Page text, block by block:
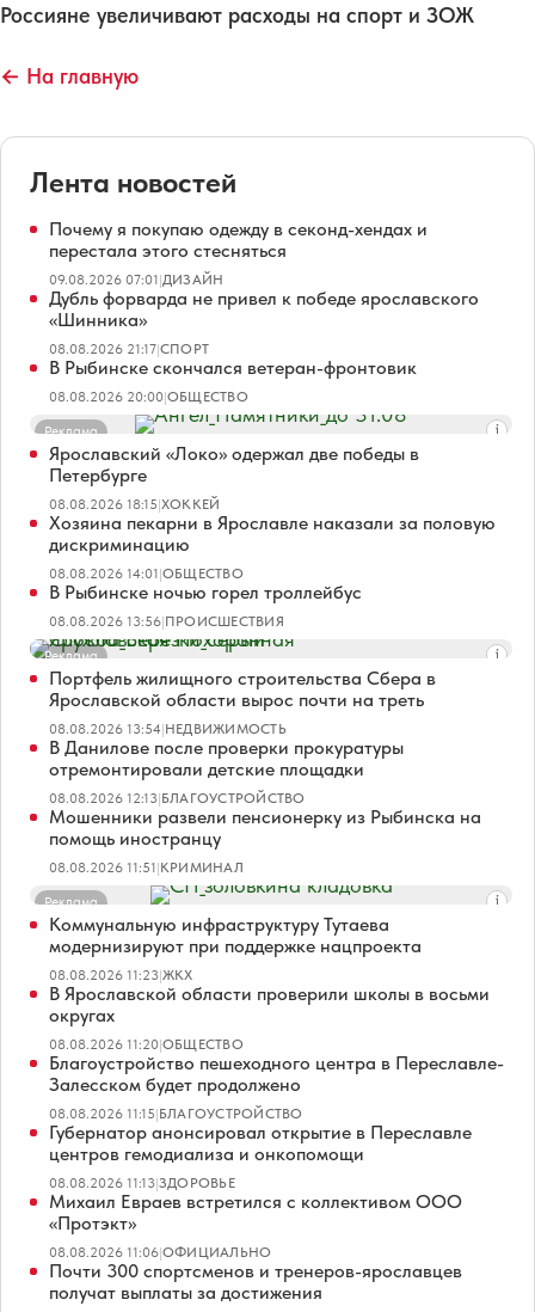
Россияне увеличивают расходы на спорт и ЗОЖ
← На главную
Лента новостей
Почему я покупаю одежду в секонд-хендах и
перестала этого стесняться
09.08.2026 07:01|ДИЗАЙН
Дубль форварда не привел к победе ярославского
«Шинника»
08.08.2026 21:17|СПОРТ
В Рыбинске скончался ветеран-фронтовик
08.08.2026 20:00|ОБЩЕСТВО
Реклама
Ярославский «Локо» одержал две победы в
Петербурге
08.08.2026 18:15|ХОККЕЙ
Хозяина пекарни в Ярославле наказали за половую
дискриминацию
08.08.2026 14:01|ОБЩЕСТВО
В Рыбинске ночью горел троллейбус
08.08.2026 13:56|ПРОИСШЕСТВИЯ
Реклама
Портфель жилищного строительства Сбера в
Ярославской области вырос почти на треть
08.08.2026 13:54|НЕДВИЖИМОСТЬ
В Данилове после проверки прокуратуры
отремонтировали детские площадки
08.08.2026 12:13|БЛАГОУСТРОЙСТВО
Мошенники развели пенсионерку из Рыбинска на
помощь иностранцу
08.08.2026 11:51|КРИМИНАЛ
Реклама
Коммунальную инфраструктуру Тутаева
модернизируют при поддержке нацпроекта
08.08.2026 11:23|ЖКХ
В Ярославской области проверили школы в восьми
округах
08.08.2026 11:20|ОБЩЕСТВО
Благоустройство пешеходного центра в Переславле-
Залесском будет продолжено
08.08.2026 11:15|БЛАГОУСТРОЙСТВО
Губернатор анонсировал открытие в Переславле
центров гемодиализа и онкопомощи
08.08.2026 11:13|ЗДОРОВЬЕ
Михаил Евраев встретился с коллективом ООО
«Протэкт»
08.08.2026 11:06|ОФИЦИАЛЬНО
Почти 300 спортсменов и тренеров-ярославцев
получат выплаты за достижения